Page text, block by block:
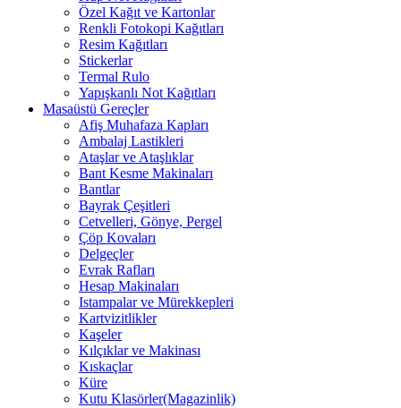
Özel Kağıt ve Kartonlar
Renkli Fotokopi Kağıtları
Resim Kağıtları
Stickerlar
Termal Rulo
Yapışkanlı Not Kağıtları
Masaüstü Gereçler
Afiş Muhafaza Kapları
Ambalaj Lastikleri
Ataşlar ve Ataşlıklar
Bant Kesme Makinaları
Bantlar
Bayrak Çeşitleri
Cetvelleri, Gönye, Pergel
Çöp Kovaları
Delgeçler
Evrak Rafları
Hesap Makinaları
Istampalar ve Mürekkepleri
Kartvizitlikler
Kaşeler
Kılçıklar ve Makinası
Kıskaçlar
Küre
Kutu Klasörler(Magazinlik)